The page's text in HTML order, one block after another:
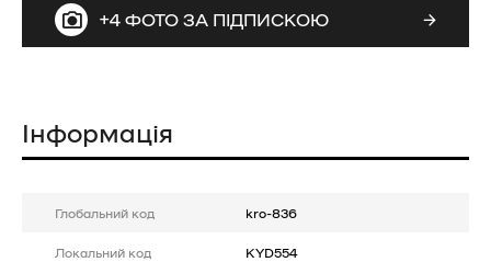
+4 ФОТО ЗА ПІДПИСКОЮ
Інформація
Глобальний код kro-836
Локальний код KYD554